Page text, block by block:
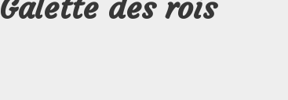
Galette des rois